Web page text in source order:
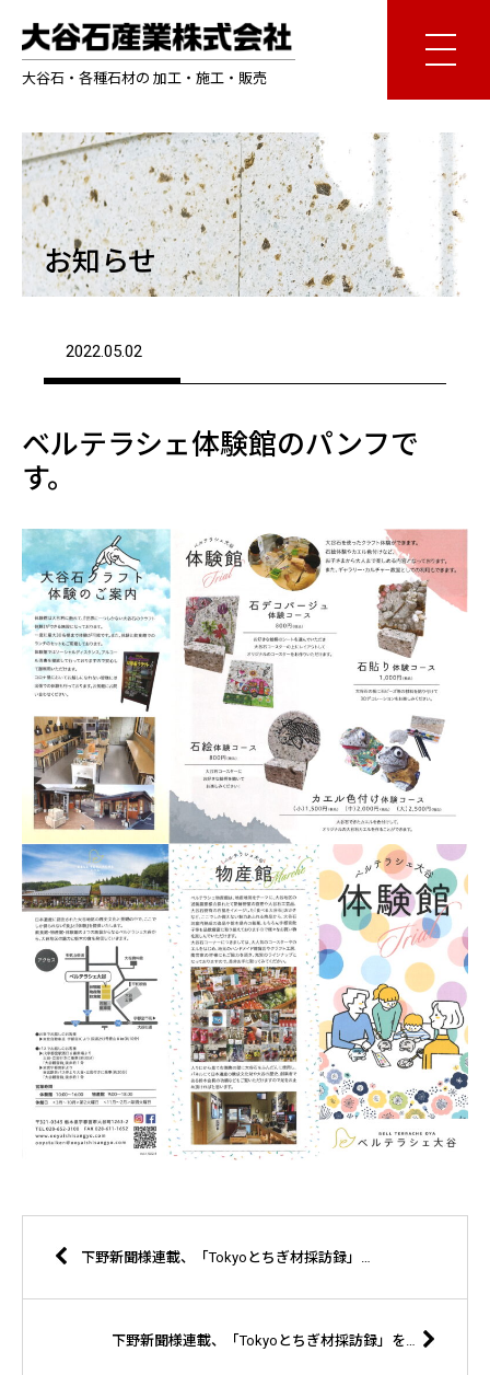
大谷石・各種石材の 加工・施工・販売
お知らせ
2022.05.02
ベルテラシェ体験館のパンフで
す。